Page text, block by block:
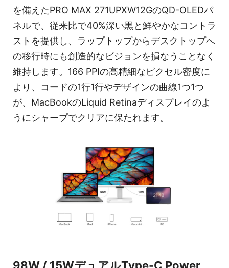
を備えたPRO MAX 271UPXW12GのQD-OLEDパ
ネルで、従来比で40%深い黒と鮮やかなコントラ
ストを提供し、ラップトップからデスクトップへ
の移行時にも創造的なビジョンを損なうことなく
維持します。166 PPIの高精細なピクセル密度に
より、コードの1行1行やデザインの曲線1つ1つ
が、MacBookのLiquid Retinaディスプレイのよ
うにシャープでクリアに保たれます。